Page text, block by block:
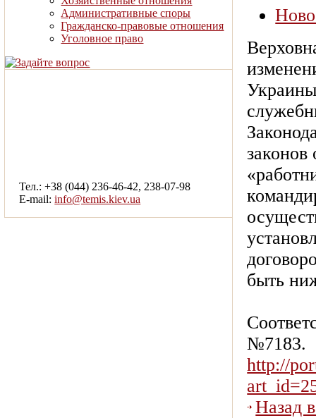
быть
№7183.
http://
Назад
Административные споры
Гражданско-правовые отношения
Уголовное право
Тел.: +38 (044) 236-46-42, 238-07-98
E-mail:info@temis.kiev.ua